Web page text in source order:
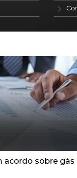
acordo sobre gás